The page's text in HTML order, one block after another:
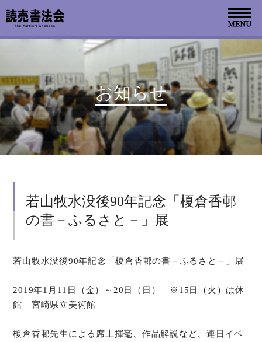
お知らせ
若山牧水没後90年記念「榎倉香邨
の書－ふるさと－」展
若山牧水没後90年記念「榎倉香邨の書－ふるさと－」展
2019年1月11日（金）～20日（日） ※15日（火）は休
館 宮崎県立美術館
榎倉香邨先生による席上揮毫、作品解説など、連日イベ
お知らせ
読売書法会について
読売書法展
関連書道展
書道教室検索
デジタルアーカイブ
オンラインショップ